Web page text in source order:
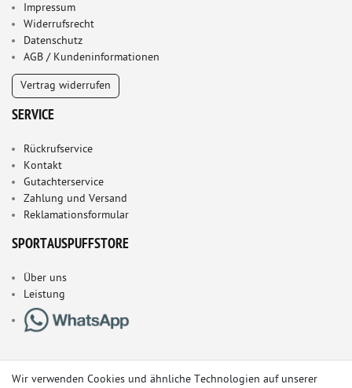
Impressum
Widerrufsrecht
Datenschutz
AGB / Kundeninformationen
Vertrag widerrufen
SERVICE
Rückrufservice
Kontakt
Gutachterservice
Zahlung und Versand
Reklamationsformular
SPORTAUSPUFFSTORE
Über uns
Leistung
Wir verwenden Cookies und ähnliche Technologien auf unserer